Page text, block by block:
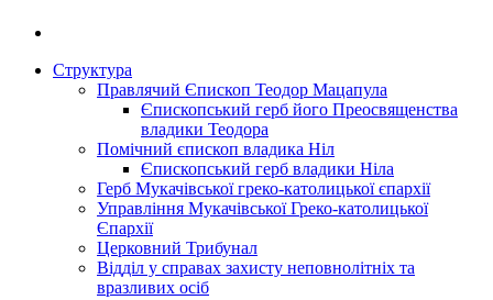
Структура
Правлячий Єпископ Теодор Мацапула
Єпископський герб його Преосвященства
владики Теодора
Помічний єпископ владика Ніл
Єпископський герб владики Ніла
Герб Мукачівської греко-католицької єпархії
Управління Мукачівської Греко-католицької
Єпархії
Церковний Трибунал
Відділ у справах захисту неповнолітніх та
вразливих осіб